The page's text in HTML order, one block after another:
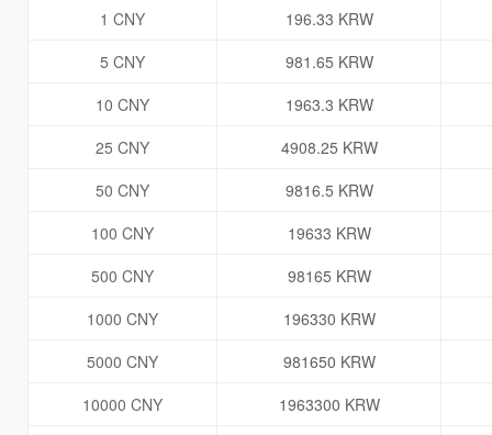
1 CNY
196.33 KRW
5 CNY
981.65 KRW
10 CNY
1963.3 KRW
25 CNY
4908.25 KRW
50 CNY
9816.5 KRW
100 CNY
19633 KRW
500 CNY
98165 KRW
1000 CNY
196330 KRW
5000 CNY
981650 KRW
10000 CNY
1963300 KRW